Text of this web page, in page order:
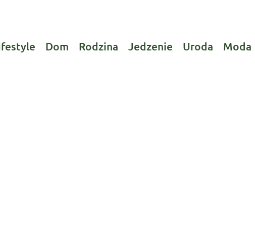
Dom Rodzina Jedzenie Uroda Moda